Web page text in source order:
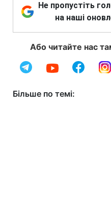
Не пропустіть
на наші
Або читайте нас
Більше по темі: